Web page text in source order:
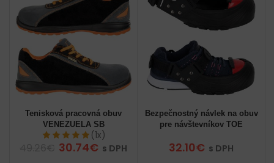
Tenisková pracovná obuv
VENEZUELA SB
(1x)
30.74€ s DPH
Bezpečnostný návlek na obuv
pre návštevníkov TOE
32.10€ s DPH